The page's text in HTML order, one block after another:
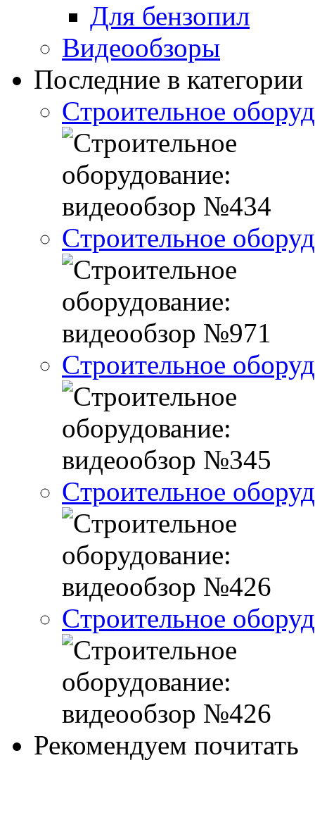
Для бензопил
Видеообзоры
Последние в категории
Cтроительное
Cтроительное
Cтроительное
Cтроительное
Cтроительное
Рекомендуем почитать